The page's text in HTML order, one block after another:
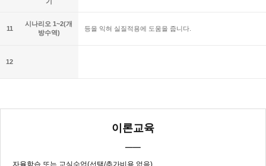
11
시나리오 1~2(개
방수역)
등을 익혀 실질적용에 도움을 줍니다.
12
이론교육
──
자율학습 또는 교실수업(선택/추가비용 없음)